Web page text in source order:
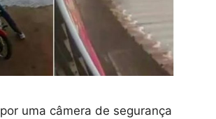
uma câmera de segurança